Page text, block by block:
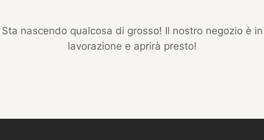
Sta nascendo qualcosa di grosso! Il nostro negozio è in
lavorazione e aprirà presto!